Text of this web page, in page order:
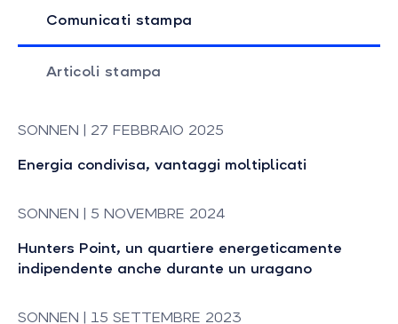
Comunicati stampa
Articoli stampa
SONNEN | 27 FEBBRAIO 2025
Energia condivisa, vantaggi moltiplicati
SONNEN | 5 NOVEMBRE 2024
Hunters Point, un quartiere energeticamente
indipendente anche durante un uragano
SONNEN | 15 SETTEMBRE 2023